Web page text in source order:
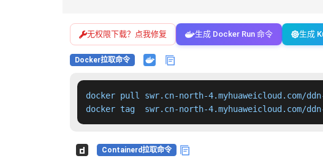
无权限下载？点我修复 生成 Docker Run 命令 生成
Docker拉取命令
docker pull swr.cn-north-
docker tag  swr.cn-north-
Containerd拉取命令